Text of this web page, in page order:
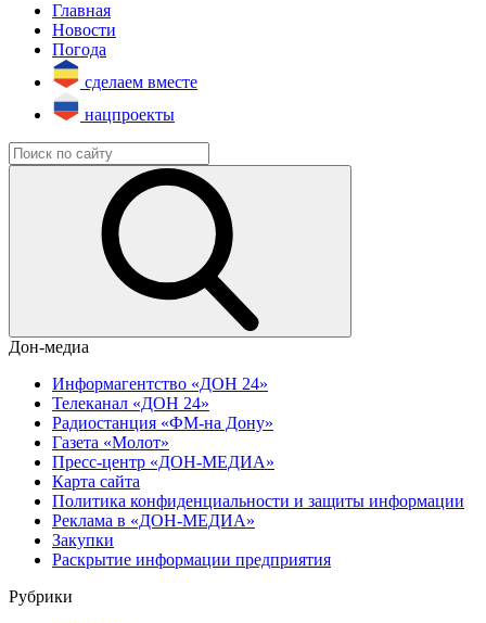
Главная
Новости
Погода
сделаем вместе
нацпроекты
Дон-медиа
Информагентство «ДОН 24»
Телеканал «ДОН 24»
Радиостанция «ФМ-на Дону»
Газета «Молот»
Пресс-центр «ДОН-МЕДИА»
Карта сайта
Политика конфиденциальности и защиты информации
Реклама в «ДОН-МЕДИА»
Закупки
Раскрытие информации предприятия
Рубрики